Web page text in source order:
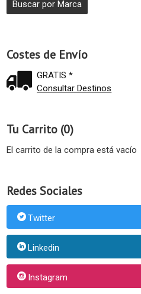
Costes de Envío
GRATIS *
Consultar Destinos
Tu Carrito (0)
El carrito de la compra está vacío
Redes Sociales
Twitter
Linkedin
Instagram